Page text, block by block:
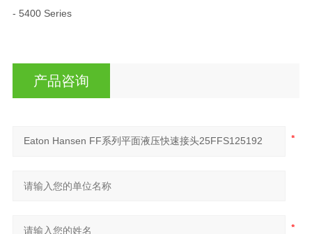
- 5400 Series
产品咨询